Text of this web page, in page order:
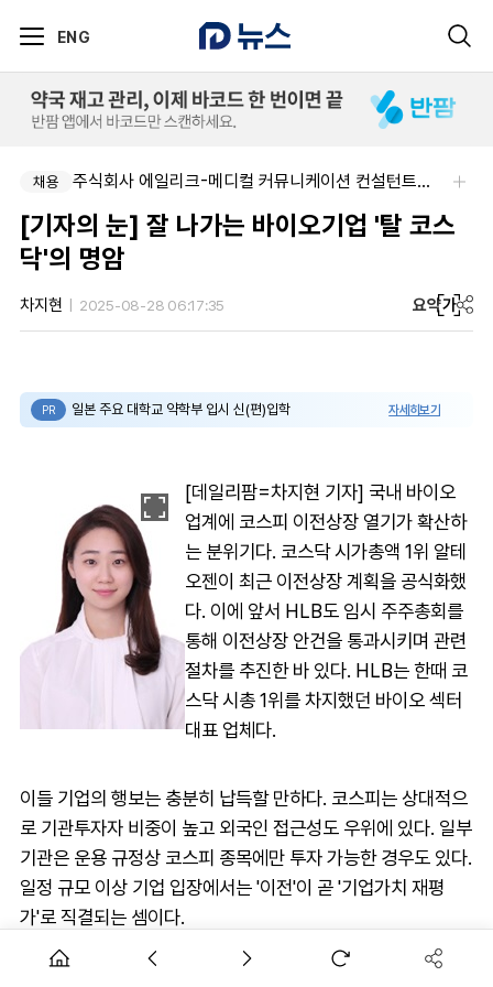
ENG
채용 주식회사 에일리크-메디컬 커뮤니케이션 컨설턴트(Associate) / 메디컬라이터 채용
채용 한국오츠카제약(주)-병원영업(MR) 채용연계형 인턴(신입사원) 모집 공고
[기자의 눈] 잘 나가는 바이오기업 '탈 코스
닥'의 명암
차지현 2025-08-28 06:17:35 요약가
PR 일본 주요 대학교 약학부 입시 신(편)입학 자세히보기
[데일리팜=차지현 기자] 국내 바이오
업계에 코스피 이전상장 열기가 확산하
는 분위기다. 코스닥 시가총액 1위 알테
오젠이 최근 이전상장 계획을 공식화했
다. 이에 앞서 HLB도 임시 주주총회를
통해 이전상장 안건을 통과시키며 관련
절차를 추진한 바 있다. HLB는 한때 코
스닥 시총 1위를 차지했던 바이오 섹터
대표 업체다.
이들 기업의 행보는 충분히 납득할 만하다. 코스피는 상대적으
로 기관투자자 비중이 높고 외국인 접근성도 우위에 있다. 일부
기관은 운용 규정상 코스피 종목에만 투자 가능한 경우도 있다.
일정 규모 이상 기업 입장에서는 '이전'이 곧 '기업가치 재평
가'로 직결되는 셈이다.
브랜드 신뢰도도 무시할 수 없다. '코스피 상장사'라는 타이틀